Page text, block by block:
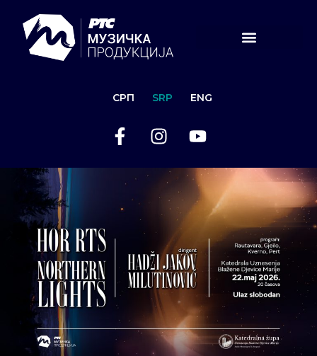
СРП SRP ENG